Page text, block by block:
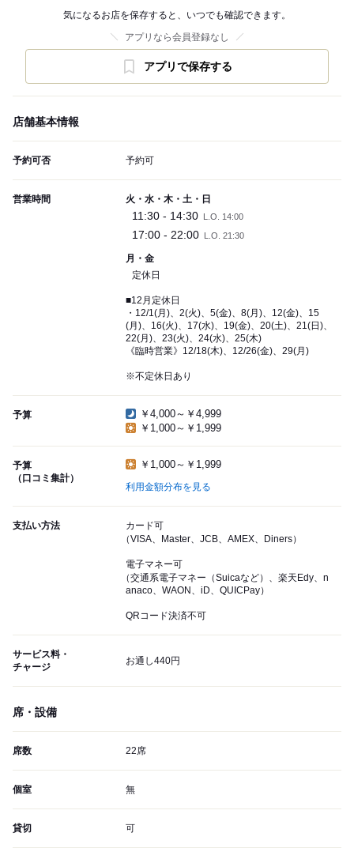
気になるお店を保存すると、いつでも確認できます。
アプリなら会員登録なし
アプリで保存する
店舗基本情報
予約可否 予約可
営業時間 火・水・木・土・日
11:30 - 14:30 L.O. 14:00
17:00 - 22:00 L.O. 21:30
月・金
定休日
■12月定休日
・12/1(月)、2(火)、5(金)、8(月)、12(金)、15
(月)、16(火)、17(水)、19(金)、20(土)、21(日)、
22(月)、23(火)、24(水)、25(木)
《臨時営業》12/18(木)、12/26(金)、29(月)
※不定休日あり
予算
￥4,000～￥4,999
￥1,000～￥1,999
予算
（口コミ集計）
￥1,000～￥1,999
利用金額分布を見る
支払い方法
カード可
（VISA、Master、JCB、AMEX、Diners）
電子マネー可
（交通系電子マネー（Suicaなど）、楽天Edy、n
anaco、WAON、iD、QUICPay）
QRコード決済不可
サービス料・
チャージ
お通し440円
席・設備
席数 22席
個室 無
貸切 可